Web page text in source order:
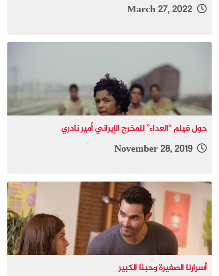
حول فيلم “العداء” للمخرج الإيراني أمير نادري
November 28, 2019
أسرارنا الصغيرة وحبنا الكبير